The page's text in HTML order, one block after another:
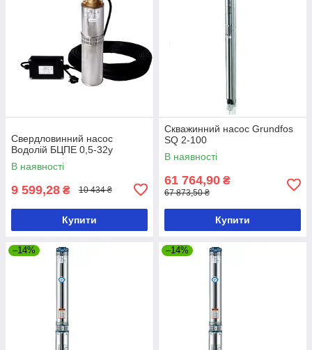
Свердловинний насос
Водолій БЦПЕ 0,5-32у
В наявності
9 599,28 ₴ 10 434 ₴
Купити
Скважинний насос Grundfos
SQ 2-100
В наявності
61 764,90 ₴
67 873,50 ₴
Купити
–14% –14%